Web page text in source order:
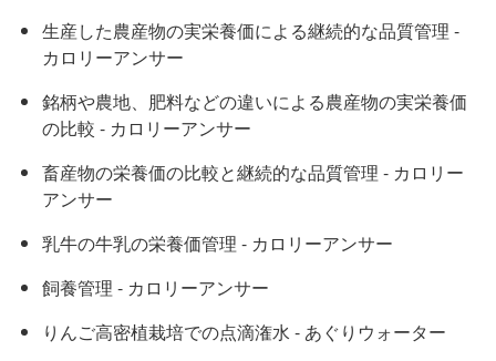
生産した農産物の実栄養価による継続的な品質管理 -
カロリーアンサー
銘柄や農地、肥料などの違いによる農産物の実栄養価
の比較 - カロリーアンサー
畜産物の栄養価の比較と継続的な品質管理 - カロリー
アンサー
乳牛の牛乳の栄養価管理 - カロリーアンサー
飼養管理 - カロリーアンサー
りんご高密植栽培での点滴潅水 - あぐりウォーター